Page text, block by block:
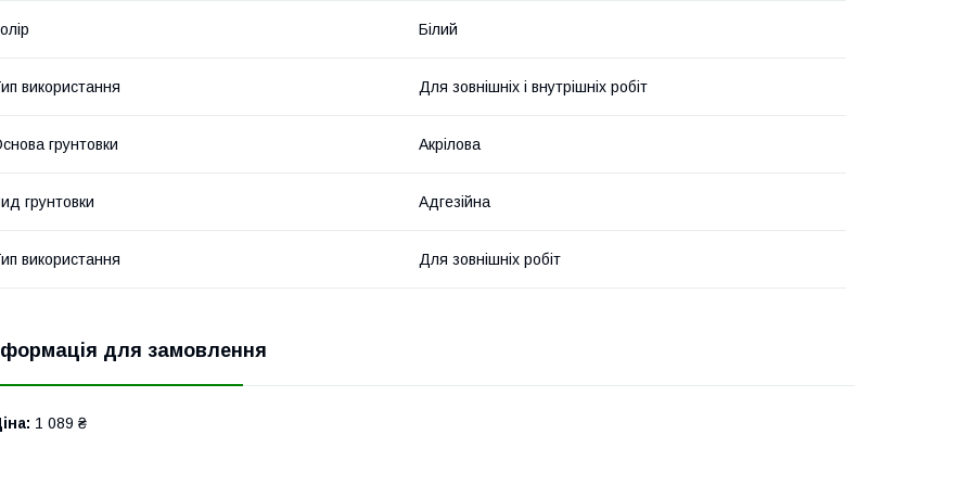
Білий
використання Для зовнішніх і внутрішніх робіт
грунтовки Акрілова
грунтовки Адгезійна
використання Для зовнішніх робіт
для замовлення
1 089 ₴